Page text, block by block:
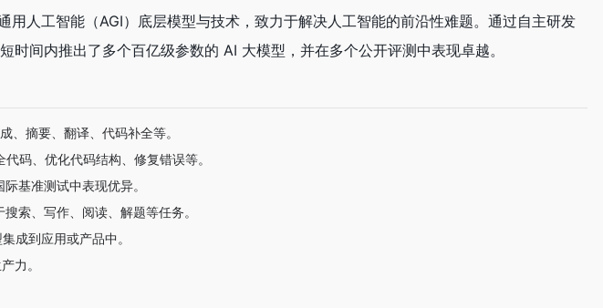
人工智能（AGI）底层模型与技术，致力于解决人工智能的前沿性难题。通过自主研发
间内推出了多个百亿级参数的 AI 大模型，并在多个公开评测中表现卓越。
、摘要、翻译、代码补全等。
码、优化代码结构、修复错误等。
基准测试中表现优异。
索、写作、阅读、解题等任务。
成到应用或产品中。
力。